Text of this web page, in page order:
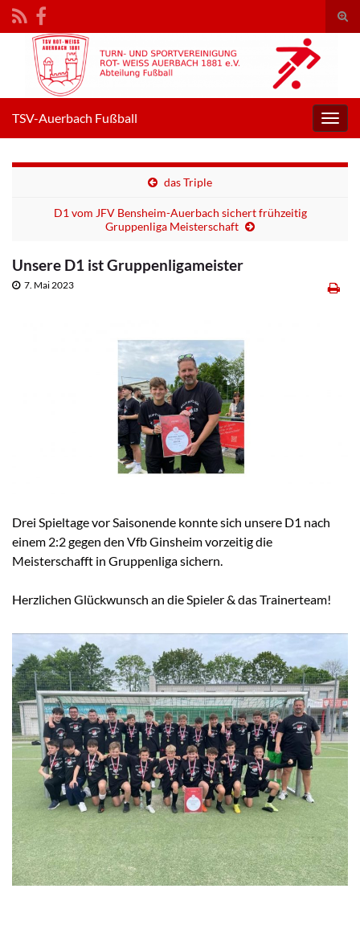
Search for:
TSV-Auerbach Fußball
das Triple
D1 vom JFV Bensheim-Auerbach sichert frühzeitig
Gruppenliga Meisterschaft
Unsere D1 ist Gruppenligameister
7. Mai 2023
Drei Spieltage vor Saisonende konnte sich unsere D1 nach
einem 2:2 gegen den Vfb Ginsheim vorzeitig die
Meisterschafft in Gruppenliga sichern.
Herzlichen Glückwunsch an die Spieler & das Trainerteam!